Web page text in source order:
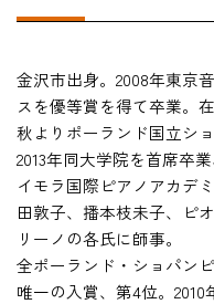
金沢市出身。2008年東京
スを優等賞を得て卒業。
秋よりポーランド国立シ
2013年同大学院を首席卒
イモラ国際ピアノアカデ
田敦子、播本枝未子、ピ
リーノの各氏に師事。
全ポーランド・ショパン
唯一の入賞、第4位。